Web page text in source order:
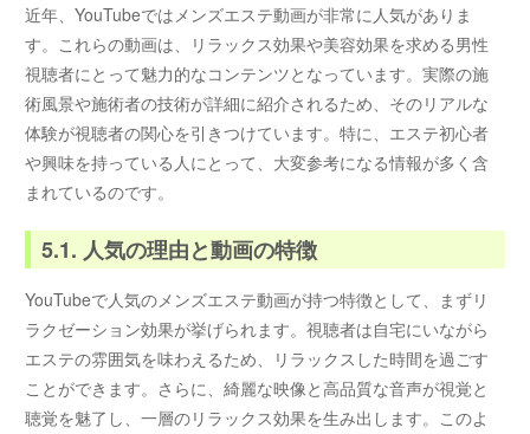
近年、YouTubeではメンズエステ動画が非常に人気がありま
す。これらの動画は、リラックス効果や美容効果を求める男性
視聴者にとって魅力的なコンテンツとなっています。実際の施
術風景や施術者の技術が詳細に紹介されるため、そのリアルな
体験が視聴者の関心を引きつけています。特に、エステ初心者
や興味を持っている人にとって、大変参考になる情報が多く含
まれているのです。
5.1. 人気の理由と動画の特徴
YouTubeで人気のメンズエステ動画が持つ特徴として、まずリ
ラクゼーション効果が挙げられます。視聴者は自宅にいながら
エステの雰囲気を味わえるため、リラックスした時間を過ごす
ことができます。さらに、綺麗な映像と高品質な音声が視覚と
聴覚を魅了し、一層のリラックス効果を生み出します。このよ